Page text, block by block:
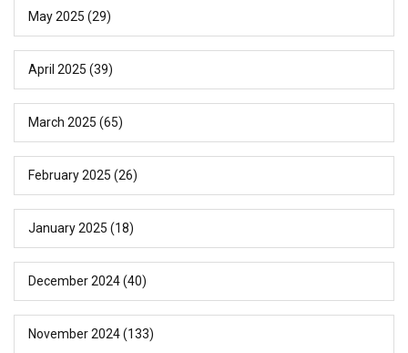
May 2025 (29)
April 2025 (39)
March 2025 (65)
February 2025 (26)
January 2025 (18)
December 2024(40)
November 2024(133)